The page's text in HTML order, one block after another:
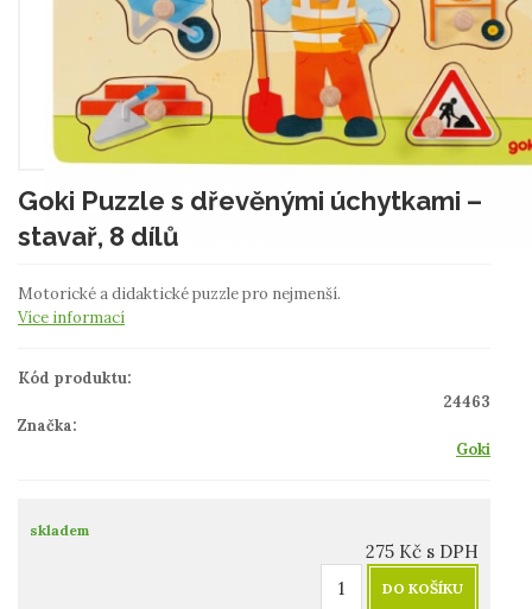
Goki Puzzle s dřevěnými úchytkami –
stavař, 8 dílů
Motorické a didaktické puzzle pro nejmenší.
Více informací
Kód produktu:
24463
Značka:
Goki
skladem
275 Kč s DPH
DO KOŠÍKU